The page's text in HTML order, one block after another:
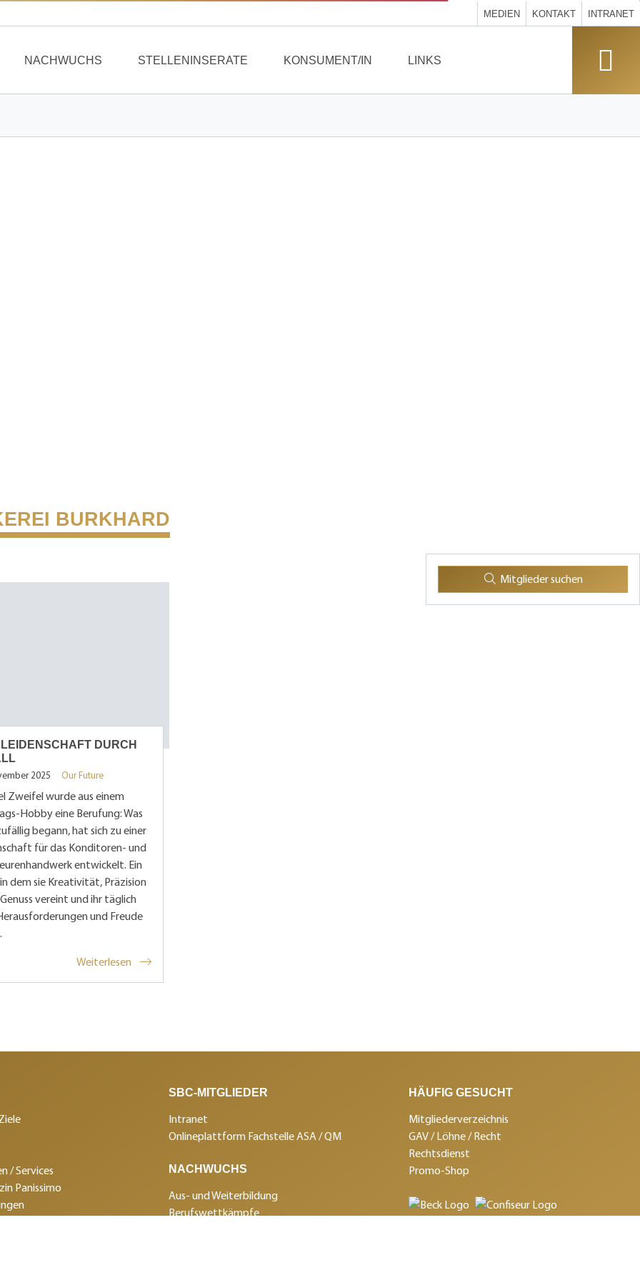
MEDIEN KONTAKT INTRANET
NACHWUCHS STELLENINSERATE KONSUMENT/IN LINKS
BURKHARD
DURCH
2025 Our Future
Zweifel wurde aus einem
Hobby eine Berufung: Was
begann, hat sich zu einer
für das Konditoren- und
entwickelt. Ein
dem sie Kreativität, Präzision
vereint und ihr täglich
und Freude
Weiterlesen
Mitglieder suchen
/ Services
Panissimo
SBC-MITGLIEDER
Intranet
Onlineplattform Fachstelle ASA / QM
NACHWUCHS
Aus- und Weiterbildung
Berufswettkämpfe
HÄUFIG GESUCHT
Mitgliederverzeichnis
GAV / Löhne / Recht
Rechtsdienst
Promo-Shop